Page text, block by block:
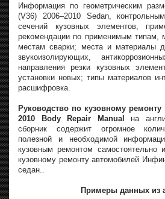
Информация по геометрическим
(V36) 2006–2010 Sedan,
сечений кузовных элементов,
рекомендации по применимым типам,
местам сварки; места и материалы
звукоизолирующих,
направления резки кузовных
установки новых; типы материалов
расшифровка.
Руководство по кузовному ремонту
2010 Body Repair Manual
на
сборник содержит огромное
полезной и необходимой
кузовным ремонтом
кузовному ремонту автомобилей
седан..
Примеры данных из